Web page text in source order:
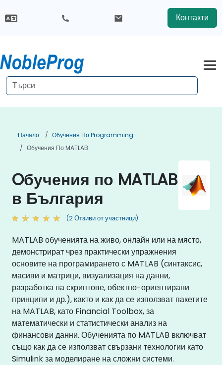
Контакти
Начало
Обучения По Programming
Обучения По MATLAB
Oбучения по MATLAB
в България
(2 Отзиви от участници)
MATLAB обученията на живо, онлайн или на място,
демонстрират чрез практически упражнения
основите на програмирането с MATLAB (синтаксис,
масиви и матрици, визуализация на данни,
разработка на скриптове, обектно-ориентирани
принципи и др.), както и как да се използват пакетите
на MATLAB, като Financial Toolbox, за
математически и статистически анализ на
финансови данни. Обученията по MATLAB включват
също как да се използват свързани технологии като
Simulink за моделиране на сложни системи.